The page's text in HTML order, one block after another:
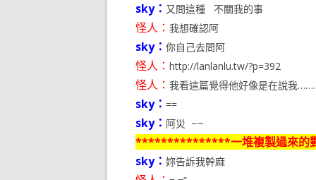
sky： 又問這種 不關我的事
怪人： 我想確認阿
sky： 你自己去問阿
怪人： http://lanlanlu.tw/?p=392
怪人： 我看這篇覺得他好像是在說我
sky： ==
sky： 阿災 ~~
***************一堆複製過來
sky： 妳告訴我幹麻